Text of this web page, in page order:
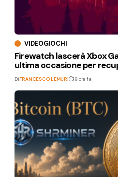
VIDEOGIOCHI
Firewatch lascerà Xbox
ultima occasione per
DiFRANCESCO LEMURI 19 ore fa